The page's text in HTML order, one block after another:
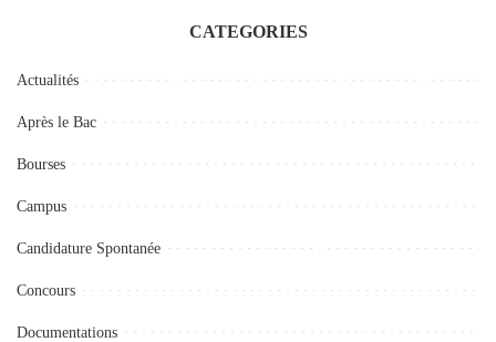
CATEGORIES
Actualités
Après le Bac
Bourses
Campus
Candidature Spontanée
Concours
Documentations